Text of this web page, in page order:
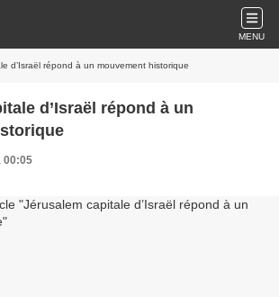
MENU
d’Israël répond à un mouvement historique
d’Israël répond à un
00:05